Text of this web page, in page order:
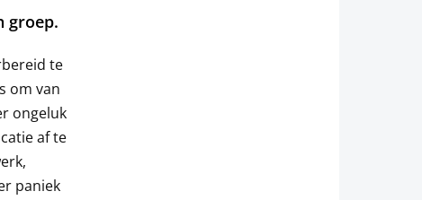
groep.
te
om van
ongeluk
af te
paniek